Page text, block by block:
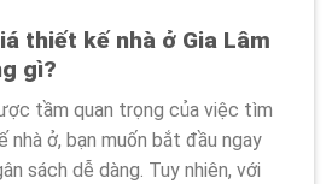
thiết kế nhà ở Gia Lâm
gì?
tầm quan trọng của việc tìm
nhà ở, bạn muốn bắt đầu ngay
sách dễ dàng. Tuy nhiên, với